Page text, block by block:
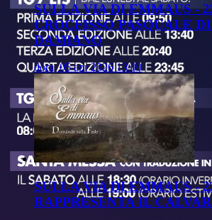
SULLA VIA DI EMMAUS -
CROCFISSO PASQUALE
DAMIANO
dom, 05 apr 2026 13:00
SULLA VIA DI EMMAUS -
RAPPRESENTA IL